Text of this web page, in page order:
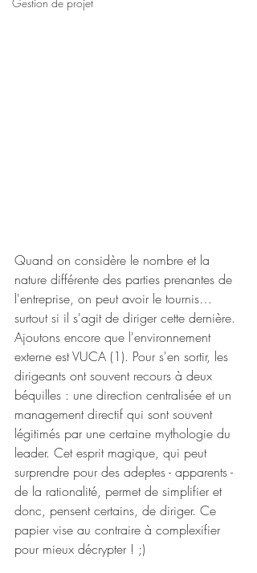
Quand on considère le nombre et la
nature différente des parties prenantes de
l'entreprise, on peut avoir le tournis…
surtout si il s'agit de diriger cette dernière.
Ajoutons encore que l'environnement
externe est VUCA (1). Pour s'en sortir, les
dirigeants ont souvent recours à deux
béquilles : une direction centralisée et un
management directif qui sont souvent
légitimés par une certaine mythologie du
leader. Cet esprit magique, qui peut
surprendre pour des adeptes - apparents -
de la rationalité, permet de simplifier et
donc, pensent certains, de diriger. Ce
papier vise au contraire à complexifier
pour mieux décrypter ! ;)